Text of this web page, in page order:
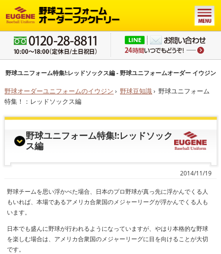
野球ユニフォーム特集!:レッドソックス編 - 野球ユニフォームオーダー イウジン
野球オーダーユニフォームのイウジン › 野球豆知識› 野球ユニフォーム
特集！：レッドソックス編
野球ユニフォーム特集!:レッドソック
ス編
2014/11/19
野球チームを思い浮かべた場合、日本のプロ野球が真っ先に浮かんでくる人
もいれば、本場であるアメリカ合衆国のメジャーリーグが浮かんでくる人も
います。
日本でも盛んに野球が行われるようになっていますが、やはり本格的な野球
を楽しむ場合は、アメリカ合衆国のメジャーリーグに目を向けることが大切
です。